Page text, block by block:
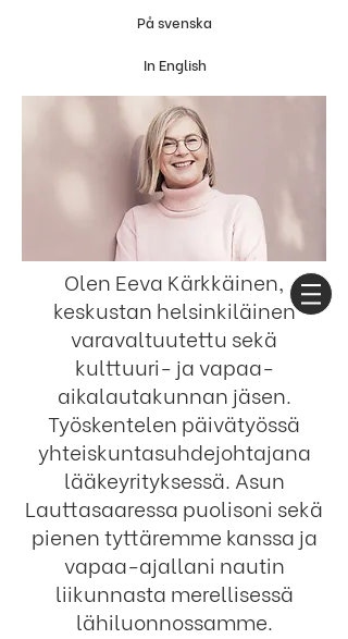
På svenska
In English
Olen Eeva Kärkkäinen,
keskustan helsinkiläinen
varavaltuutettu sekä
kulttuuri- ja vapaa-
aikalautakunnan jäsen.
Työskentelen päivätyössä
yhteiskuntasuhdejohtajana
lääkeyrityksessä. Asun
Lauttasaaressa puolisoni sekä
pienen tyttäremme kanssa ja
vapaa-ajallani nautin
liikunnasta merellisessä
lähiluonnossamme.